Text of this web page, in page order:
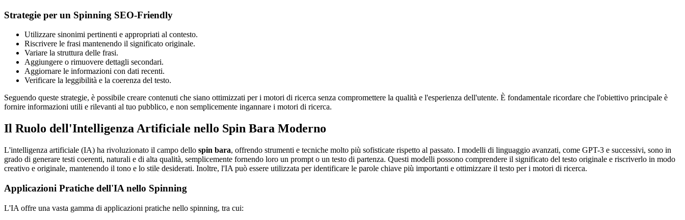
Strategie per un Spinning SEO-Friendly
Utilizzare sinonimi pertinenti e appropriati al contesto.
Riscrivere le frasi mantenendo il significato originale.
Variare la struttura delle frasi.
Aggiungere o rimuovere dettagli secondari.
Aggiornare le informazioni con dati recenti.
Verificare la leggibilità e la coerenza del testo.
Seguendo queste strategie, è possibile creare contenuti che siano ottimizzati per i motori di ricerca senza compromettere la qualità e l'esperienza dell'utente. È fondamentale ricordare che l'obiettivo principale è
fornire informazioni utili e rilevanti al tuo pubblico, e non semplicemente ingannare i motori di ricerca.
Il Ruolo dell'Intelligenza Artificiale nello Spin Bara Moderno
L'intelligenza artificiale (IA) ha rivoluzionato il campo dello spin bara, offrendo strumenti e tecniche molto più sofisticate rispetto al passato. I modelli di linguaggio avanzati, come GPT-3 e successivi, sono in
grado di generare testi coerenti, naturali e di alta qualità, semplicemente fornendo loro un prompt o un testo di partenza. Questi modelli possono comprendere il significato del testo originale e riscriverlo in modo
creativo e originale, mantenendo il tono e lo stile desiderati. Inoltre, l'IA può essere utilizzata per identificare le parole chiave più importanti e ottimizzare il testo per i motori di ricerca.
Applicazioni Pratiche dell'IA nello Spinning
L'IA offre una vasta gamma di applicazioni pratiche nello spinning, tra cui: